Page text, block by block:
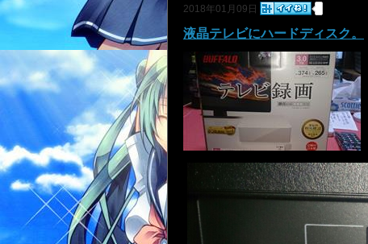
2018年01月09日
液晶テレビにハードディスク。